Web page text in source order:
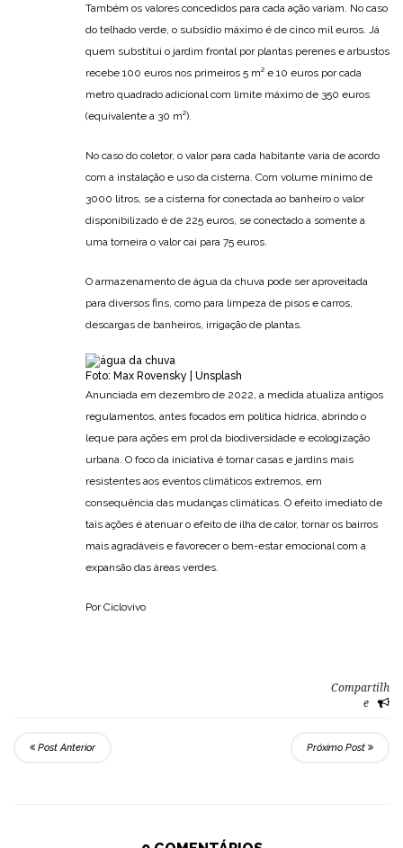
Também os valores concedidos para cada ação variam. No caso
do telhado verde, o subsídio máximo é de cinco mil euros. Já
quem substitui o jardim frontal por plantas perenes e arbustos
recebe 100 euros nos primeiros 5 m² e 10 euros por cada
metro quadrado adicional com limite máximo de 350 euros
(equivalente a 30 m²).
No caso do coletor, o valor para cada habitante varia de acordo
com a instalação e uso da cisterna. Com volume mínimo de
3000 litros, se a cisterna for conectada ao banheiro o valor
disponibilizado é de 225 euros, se conectado a somente a
uma torneira o valor cai para 75 euros.
O armazenamento de água da chuva pode ser aproveitada
para diversos fins, como para limpeza de pisos e carros,
descargas de banheiros, irrigação de plantas.
Foto: Max Rovensky | Unsplash
Anunciada em dezembro de 2022, a medida atualiza antigos
regulamentos, antes focados em política hídrica, abrindo o
leque para ações em prol da biodiversidade e ecologização
urbana. O foco da iniciativa é tornar casas e jardins mais
resistentes aos eventos climáticos extremos, em
consequência das mudanças climáticas. O efeito imediato de
tais ações é atenuar o efeito de ilha de calor, tornar os bairros
mais agradáveis e favorecer o bem-estar emocional com a
expansão das áreas verdes.
Por Ciclovivo
Compartilh
e
Post Anterior Próximo Post